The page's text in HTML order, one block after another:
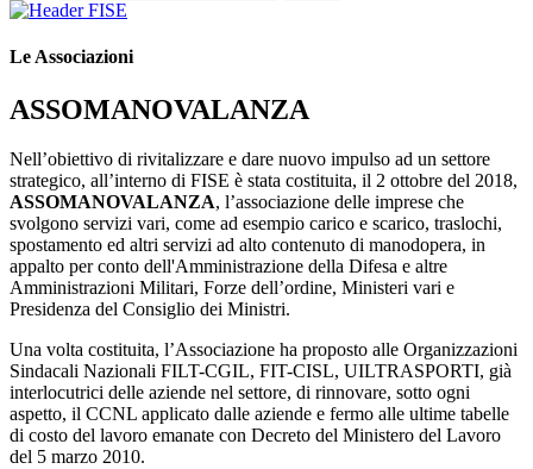
Le Associazioni
ASSOMANOVALANZA
Nell’obiettivo di rivitalizzare e dare nuovo impulso ad un settore
strategico, all’interno di FISE è stata costituita, il 2 ottobre del 2018,
ASSOMANOVALANZA, l’associazione delle imprese che
svolgono servizi vari, come ad esempio carico e scarico, traslochi,
spostamento ed altri servizi ad alto contenuto di manodopera, in
appalto per conto dell'Amministrazione della Difesa e altre
Amministrazioni Militari, Forze dell’ordine, Ministeri vari e
Presidenza del Consiglio dei Ministri.
Una volta costituita, l’Associazione ha proposto alle Organizzazioni
Sindacali Nazionali FILT-CGIL, FIT-CISL, UILTRASPORTI, già
interlocutrici delle aziende nel settore, di rinnovare, sotto ogni
aspetto, il CCNL applicato dalle aziende e fermo alle ultime tabelle
di costo del lavoro emanate con Decreto del Ministero del Lavoro
del 5 marzo 2010.